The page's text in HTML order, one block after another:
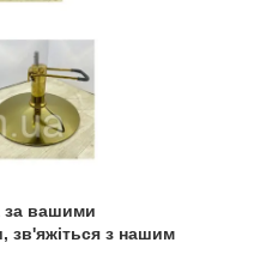
за вашими
зв'яжіться з нашим